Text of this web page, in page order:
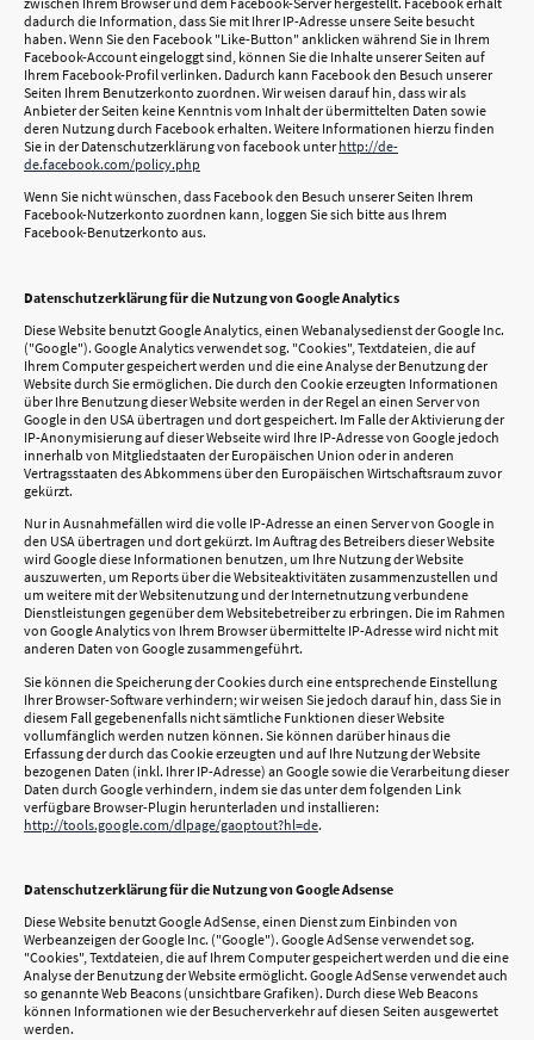
dadurch die Information, dass Sie mit Ihrer IP-Adresse unsere Seite besucht
haben. Wenn Sie den Facebook "Like-Button" anklicken während Sie in Ihrem
Facebook-Account eingeloggt sind, können Sie die Inhalte unserer Seiten auf
Ihrem Facebook-Profil verlinken. Dadurch kann Facebook den Besuch unserer
Seiten Ihrem Benutzerkonto zuordnen. Wir weisen darauf hin, dass wir als
Anbieter der Seiten keine Kenntnis vom Inhalt der übermittelten Daten sowie
deren Nutzung durch Facebook erhalten. Weitere Informationen hierzu finden
Sie in der Datenschutzerklärung von facebook unterhttp://de-
de.facebook.com/policy.php
Wenn Sie nicht wünschen, dass Facebook den Besuch unserer Seiten Ihrem
Facebook-Nutzerkonto zuordnen kann, loggen Sie sich bitte aus Ihrem
Facebook-Benutzerkonto aus.
Datenschutzerklärung für die Nutzung von Google Analytics
Diese Website benutzt Google Analytics, einen Webanalysedienst der Google Inc.
("Google"). Google Analytics verwendet sog. "Cookies", Textdateien, die auf
Ihrem Computer gespeichert werden und die eine Analyse der Benutzung der
Website durch Sie ermöglichen. Die durch den Cookie erzeugten Informationen
über Ihre Benutzung dieser Website werden in der Regel an einen Server von
Google in den USA übertragen und dort gespeichert. Im Falle der Aktivierung der
IP-Anonymisierung auf dieser Webseite wird Ihre IP-Adresse von Google jedoch
innerhalb von Mitgliedstaaten der Europäischen Union oder in anderen
Vertragsstaaten des Abkommens über den Europäischen Wirtschaftsraum zuvor
gekürzt.
Nur in Ausnahmefällen wird die volle IP-Adresse an einen Server von Google in
den USA übertragen und dort gekürzt. Im Auftrag des Betreibers dieser Website
wird Google diese Informationen benutzen, um Ihre Nutzung der Website
auszuwerten, um Reports über die Websiteaktivitäten zusammenzustellen und
um weitere mit der Websitenutzung und der Internetnutzung verbundene
Dienstleistungen gegenüber dem Websitebetreiber zu erbringen. Die im Rahmen
von Google Analytics von Ihrem Browser übermittelte IP-Adresse wird nicht mit
anderen Daten von Google zusammengeführt.
Sie können die Speicherung der Cookies durch eine entsprechende Einstellung
Ihrer Browser-Software verhindern; wir weisen Sie jedoch darauf hin, dass Sie in
diesem Fall gegebenenfalls nicht sämtliche Funktionen dieser Website
vollumfänglich werden nutzen können. Sie können darüber hinaus die
Erfassung der durch das Cookie erzeugten und auf Ihre Nutzung der Website
bezogenen Daten (inkl. Ihrer IP-Adresse) an Google sowie die Verarbeitung dieser
Daten durch Google verhindern, indem sie das unter dem folgenden Link
verfügbare Browser-Plugin herunterladen und installieren:
http://tools.google.com/dlpage/gaoptout?hl=de.
Datenschutzerklärung für die Nutzung von Google Adsense
Diese Website benutzt Google AdSense, einen Dienst zum Einbinden von
Werbeanzeigen der Google Inc. ("Google"). Google AdSense verwendet sog.
"Cookies", Textdateien, die auf Ihrem Computer gespeichert werden und die eine
Analyse der Benutzung der Website ermöglicht. Google AdSense verwendet auch
so genannte Web Beacons (unsichtbare Grafiken). Durch diese Web Beacons
können Informationen wie der Besucherverkehr auf diesen Seiten ausgewertet
werden.